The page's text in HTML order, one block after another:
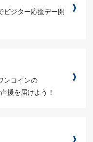
ビジター応援デー開
ンコインの
援を届けよう！